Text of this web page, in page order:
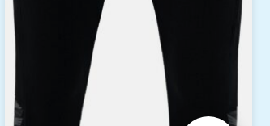
Produktseite
gewählt